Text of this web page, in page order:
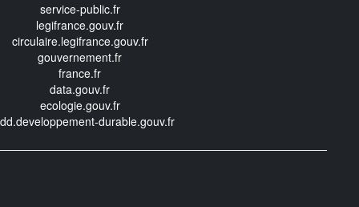
service-public.fr
legifrance.gouv.fr
circulaire.legifrance.gouv.fr
gouvernement.fr
france.fr
data.gouv.fr
ecologie.gouv.fr
durable.gouv.fr